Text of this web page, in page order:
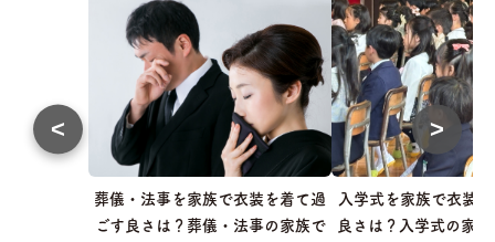
< >
葬儀・法事を家族で衣装を着て過
ごす良さは？葬儀・法事の家族で
入学式を家族で衣装
良さは？入学式の家